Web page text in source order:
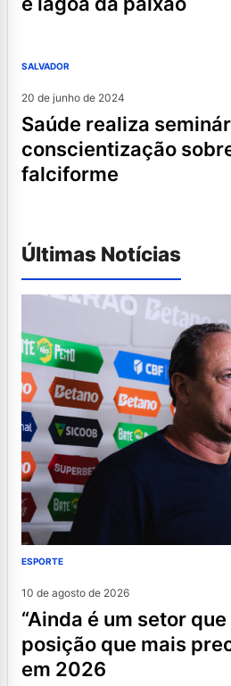
SALVADOR
20 de junho de 2024
saúde realiza seminário de
conscientização
falciforme
Últimas Notícias
ESPORTE
10 de agosto de 2026
“ainda é um setor que falta”: ceni cita
posição que mais
em 2026